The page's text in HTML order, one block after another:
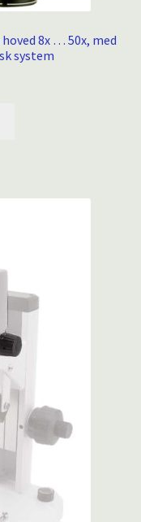
8x … 50x, med
system